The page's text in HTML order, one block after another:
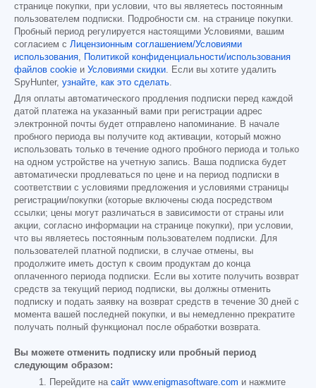
странице покупки, при условии, что вы являетесь постоянным
пользователем подписки. Подробности см. на странице покупки.
Пробный период регулируется настоящими Условиями, вашим
согласием с Лицензионным соглашением/Условиями
использования, Политикой конфиденциальности/использования
файлов cookie и Условиями скидки. Если вы хотите удалить
SpyHunter, узнайте, как это сделать.
Для оплаты автоматического продления подписки перед каждой
датой платежа на указанный вами при регистрации адрес
электронной почты будет отправлено напоминание. В начале
пробного периода вы получите код активации, который можно
использовать только в течение одного пробного периода и только
на одном устройстве на учетную запись. Ваша подписка будет
автоматически продлеваться по цене и на период подписки в
соответствии с условиями предложения и условиями страницы
регистрации/покупки (которые включены сюда посредством
ссылки; цены могут различаться в зависимости от страны или
акции, согласно информации на странице покупки), при условии,
что вы являетесь постоянным пользователем подписки. Для
пользователей платной подписки, в случае отмены, вы
продолжите иметь доступ к своим продуктам до конца
оплаченного периода подписки. Если вы хотите получить возврат
средств за текущий период подписки, вы должны отменить
подписку и подать заявку на возврат средств в течение 30 дней с
момента вашей последней покупки, и вы немедленно прекратите
получать полный функционал после обработки возврата.
Вы можете отменить подписку или пробный период
следующим образом:
Перейдите на сайт www.enigmasoftware.com и нажмите